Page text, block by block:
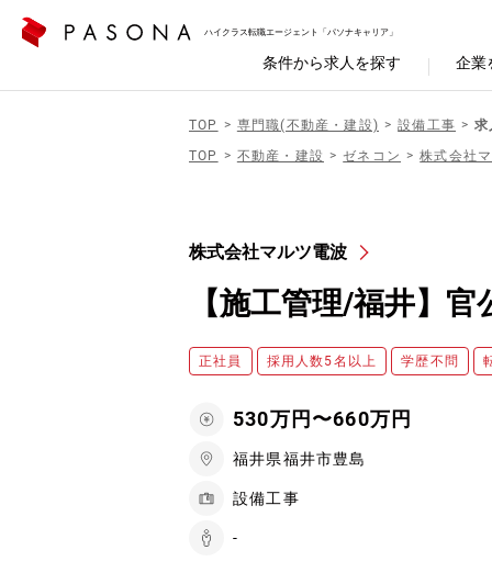
ハイクラス転職エージェント「パソナキャリア」
条件から求人を探す 企業
TOP 専門職(不動産・建設) 設備工事
求
TOP
不動産・建設 ゼネコン 株式会社
株式会社マルツ電波
【施工管理/福井】
正社員 採用人数5名以上 学歴不問
530万円〜660万円
福井県福井市豊島
設備工事
-